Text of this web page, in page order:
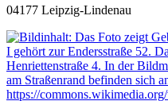
04177 Leipzig-Lindenau